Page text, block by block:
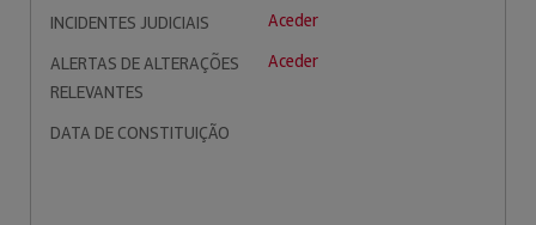
INCIDENTES JUDICIAIS
Aceder
ALERTAS DE ALTERAÇÕES
RELEVANTES
Aceder
DATA DE CONSTITUIÇÃO